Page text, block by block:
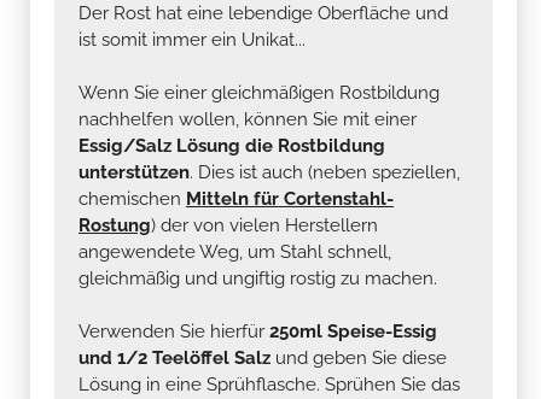
Der Rost hat eine lebendige Oberfläche und
ist somit immer ein Unikat...
Wenn Sie einer gleichmäßigen Rostbildung
nachhelfen wollen, können Sie mit einer
Essig/Salz Lösung die Rostbildung
unterstützen. Dies ist auch (neben speziellen,
chemischen Mitteln für Cortenstahl-
Rostung) der von vielen Herstellern
angewendete Weg, um Stahl schnell,
gleichmäßig und ungiftig rostig zu machen.
Verwenden Sie hierfür 250ml Speise-Essig
und 1/2 Teelöffel Salz und geben Sie diese
Lösung in eine Sprühflasche. Sprühen Sie das